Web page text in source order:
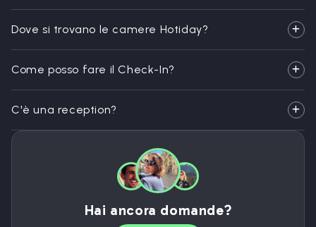
Dove si trovano le camere Hotiday?
Come posso fare il Check-In?
C'è una reception?
Hai ancora domande?